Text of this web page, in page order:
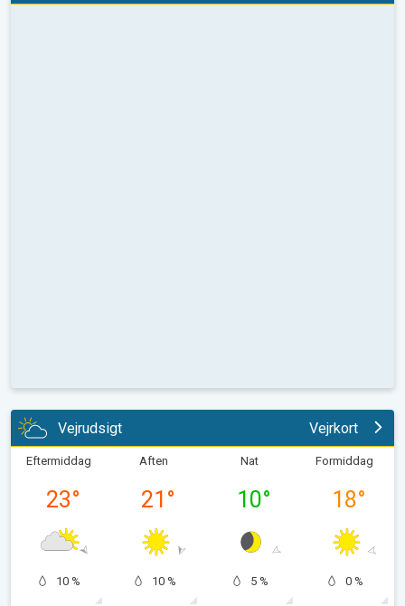
Vejrudsigt Vejrkort
Eftermiddag
23°
10 %
Aften
21 °
10 %
Nat
10°
5 %
Formiddag
18°
0 %